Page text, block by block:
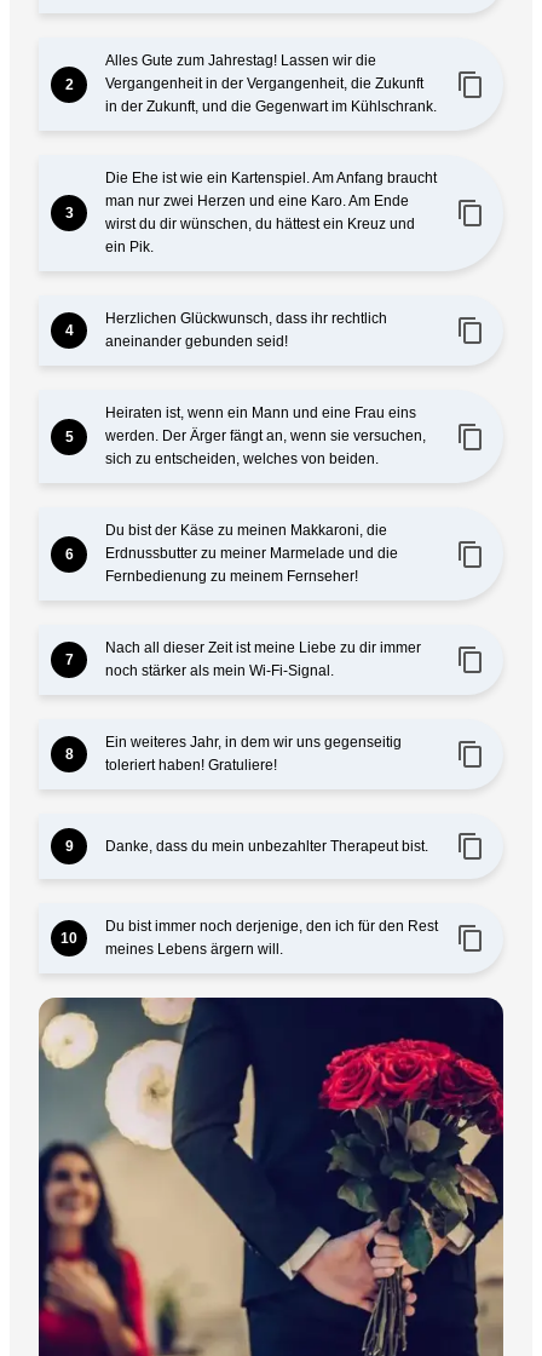
2
Alles Gute zum Jahrestag! Lassen wir die
Vergangenheit in der Vergangenheit, die Zukunft
in der Zukunft, und die Gegenwart im Kühlschrank.
content_copy
3
Die Ehe ist wie ein Kartenspiel. Am Anfang braucht
man nur zwei Herzen und eine Karo. Am Ende
wirst du dir wünschen, du hättest ein Kreuz und
ein Pik.
content_copy
4
Herzlichen Glückwunsch, dass ihr rechtlich
aneinander gebunden seid!
content_copy
5
Heiraten ist, wenn ein Mann und eine Frau eins
werden. Der Ärger fängt an, wenn sie versuchen,
sich zu entscheiden, welches von beiden.
content_copy
6
Du bist der Käse zu meinen Makkaroni, die
Erdnussbutter zu meiner Marmelade und die
Fernbedienung zu meinem Fernseher!
content_copy
7
Nach all dieser Zeit ist meine Liebe zu dir immer
noch stärker als mein Wi-Fi-Signal.
content_copy
8
Ein weiteres Jahr, in dem wir uns gegenseitig
toleriert haben! Gratuliere!
content_copy
9 Danke, dass du mein unbezahlter Therapeut bist. content_copy
10
Du bist immer noch derjenige, den ich für den Rest
meines Lebens ärgern will.
content_copy